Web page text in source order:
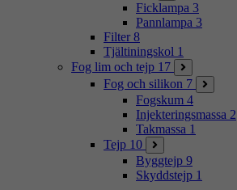
Ficklampa 3
Pannlampa 3
Filter 8
Tjältiningskol 1
Fog lim och tejp 17
Fog och silikon 7
Fogskum 4
Injekteringsmassa 2
Takmassa 1
Tejp 10
Byggtejp 9
Skyddstejp 1